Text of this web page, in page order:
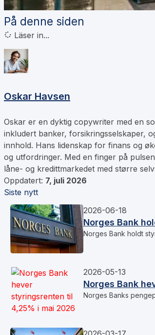
På denne siden
Läser in...
Oskar Havsen
Oskar er en dyktig copywriter med en
inkludert banker, forsikringsselskaper,
innhold. Hans lidenskap for finans og
og utfordringer. Med en finger på
låne- og kredittmarkedet med større
Oppdatert: 7, juli 2026
Siste nytt
2026-06-18
Norges Bank
Norges Bank holdt
2026-05-13
Norges Bank
Norges Banks